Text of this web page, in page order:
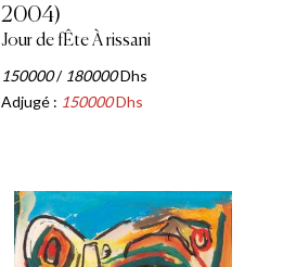
2004)
Jour de fÊte À rissani
150000/ 180000Dhs
Adjugé : 150000Dhs